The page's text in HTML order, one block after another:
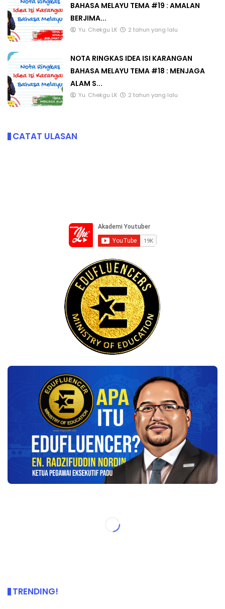
BAHASA MELAYU TEMA #19 : AMALAN
BERJIMA...
Yu. Chekgu LK 2 tahun yang lalu
NOTA RINGKAS IDEA ISI KARANGAN
BAHASA MELAYU TEMA #18 : MENJAGA
ALAM S...
Yu. Chekgu LK 2 tahun yang lalu
CATAT ULASAN
TRENDING!